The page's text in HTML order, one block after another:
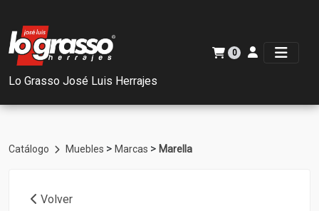
Lo Grasso José Luis Herrajes
0
Catálogo Muebles > Marcas > Marella
Volver